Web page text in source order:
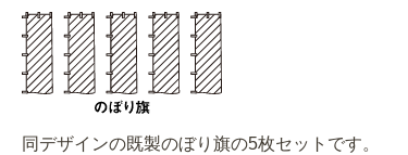
同デザインの既製のぼり旗の5枚セットです。